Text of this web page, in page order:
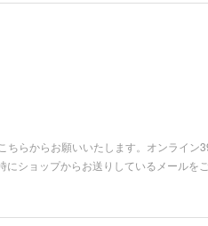
らからお願いいたします。オンライン
ショップからお送りしているメールを